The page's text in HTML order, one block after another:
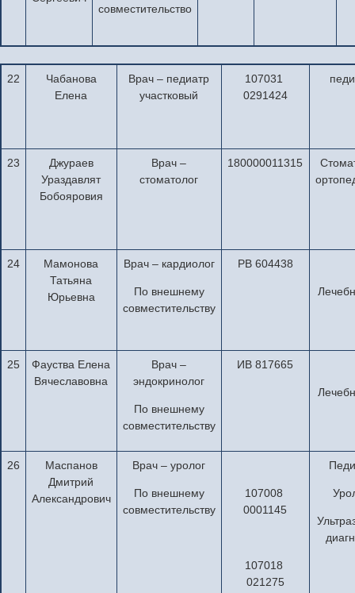
совместительство
22
Чабанова
Елена
Врач – педиатр
участковый
107031
0291424
23
Джураев
Ураздавлят
Бобояровия
Врач –
стоматолог
180000011315
24
Мамонова
Татьяна
Юрьевна
Врач – кардиолог
По внешнему
совместительству
РВ 604438
25
Фауства Елена
Вячеславовна
Врач –
эндокринолог
По внешнему
совместительству
ИВ 817665
26
Маспанов
Дмитрий
Александрович
Врач – уролог
По внешнему
совместительству
107008
0001145
107018
021275